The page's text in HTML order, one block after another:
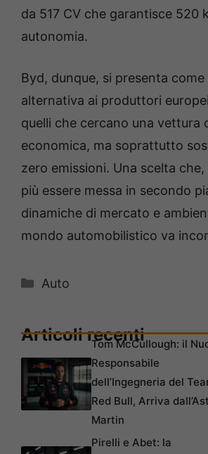
da 517 CV che garantisce 520
autonomia.
Byd, dunque, si presenta come
alternativa ai produttori
quelli che cercano una vettura
economica, ma soprattutto
zero emissioni. Una scelta
più essere messa in secondo
dinamiche di mercato e
mondo automobilistico va
Categorie
Auto
Articoli recenti
Tom McCullough: il
Responsabile
dell’Ingegneria del
Red Bull, Arriva
Martin
Pirelli e Abet: la